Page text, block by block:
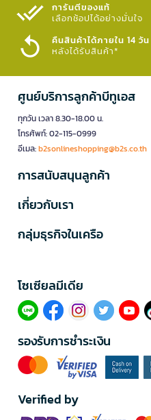
การันตีของแท้
เลือกช้อปได้อย่างมั่นใจ​
คืนสินค้าได้ภายใน 14 วัน
หลังได้รับสินค้า*
ศูนย์บริการลูกค้าบีทูเอส
ทุกวัน เวลา 8.30-18.00 น.
โทรศัพท์: 02-115-0999
อีเมล:b2sonlineshopping@b2s.co.th
การสนับสนุนลูกค้า
เกี่ยวกับเรา
กลุ่มธุรกิจในเครือ
โซเซียลมีเดีย​
รองรับการชำระเงิน
Verified by